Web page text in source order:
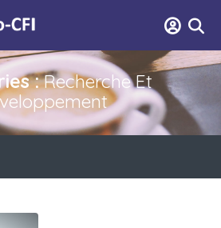
:Recherche Et